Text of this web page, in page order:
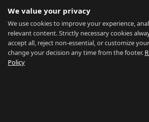
Calculator accesibilitate
Date de Piață
Despre
Despre
Contact
We value your privacy
We use cookies to improve your experience,
relevant content. Strictly necessary cookies
accept all, reject non-essential, or customize
change your decision any time from the footer.
Policy